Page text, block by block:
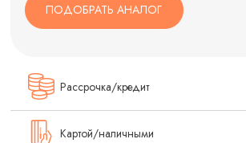
ПОДОБРАТЬ АНАЛОГ
Рассрочка/кредит
Картой/наличными